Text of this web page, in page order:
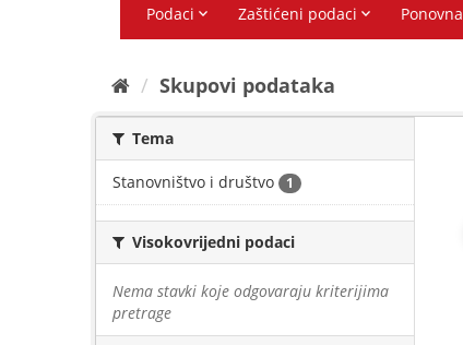
Skupovi podаtаkа
Tema
Stanovništvo i društvo 1
Visokovrijedni podaci
Nema stavki koje odgovaraju kriterijima
pretrage